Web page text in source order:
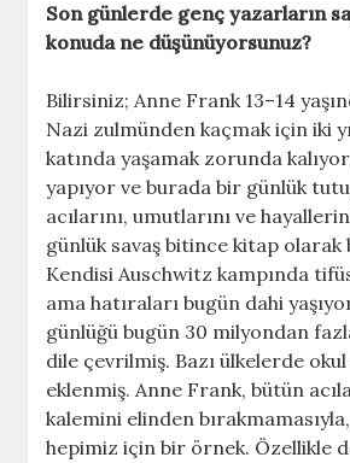
Son günlerde genç yazarların
konuda ne düşünüyorsunuz?
Bilirsiniz; Anne Frank 13–14
Nazi zulmünden kaçmak için iki
katında yaşamak zorunda
yapıyor ve burada bir günlük
acılarını, umutlarını ve
günlük savaş bitince kitap olarak
Kendisi Auschwitz kampında
ama hatıraları bugün dahi
günlüğü bugün 30 milyondan
dile çevrilmiş. Bazı ülkelerde
eklenmiş. Anne Frank, bütün
kalemini elinden
hepimiz için bir örnek. Özellikle